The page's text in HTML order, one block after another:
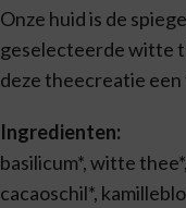
Onze huid is de
geselecteerde witte
deze theecreatie een
Ingredienten:
basilicum*, witte
cacaoschil*,